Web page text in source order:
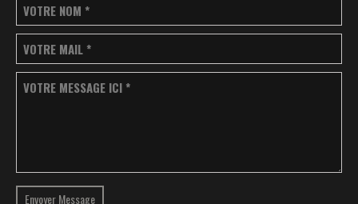
VOTRE NOM *
VOTRE MAIL *
VOTRE MESSAGE ICI *
Envoyer Message